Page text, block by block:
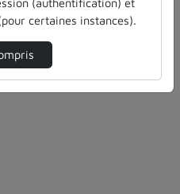
retirer) :
actualites-et-informations
(authentification) et
certaines instances).